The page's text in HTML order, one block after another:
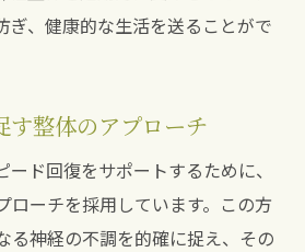
ぎ、健康的な生活を送ることがで
す整体のアプローチ
ド回復をサポートするために、
ローチを採用しています。この方
る神経の不調を的確に捉え、その